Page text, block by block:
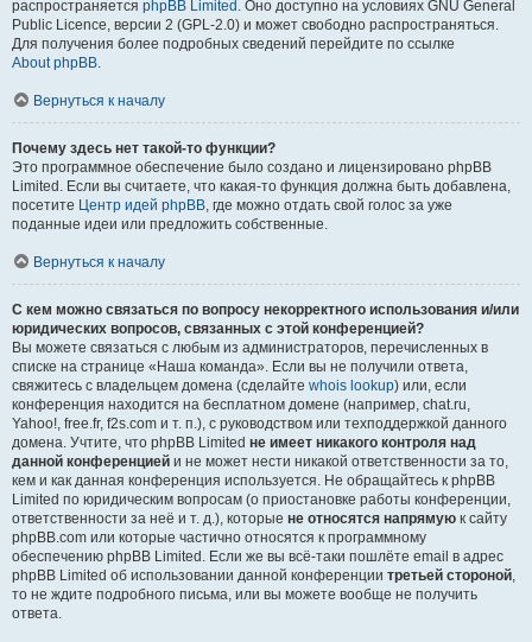
распространяется phpBB Limited . Оно доступно на условиях GNU General
Public Licence, версии 2 (GPL-2.0) и может свободно распространяться.
Для получения более подробных сведений перейдите по ссылке
About phpBB.
Вернуться к началу
Почему здесь нет такой-то функции?
Это программное обеспечение было создано и лицензировано phpBB
Limited. Если вы считаете, что какая-то функция должна быть добавлена,
посетите Центр идей phpBB, где можно отдать свой голос за уже
поданные идеи или предложить собственные.
Вернуться к началу
С кем можно связаться по вопросу некорректного использования и/или
юридических вопросов, связанных с этой конференцией?
Вы можете связаться с любым из администраторов, перечисленных в
списке на странице «Наша команда». Если вы не получили ответа,
свяжитесь с владельцем домена (сделайте whois lookup) или, если
конференция находится на бесплатном домене (например, chat.ru,
Yahoo!, free.fr, f2s.com и т. п.), с руководством или техподдержкой данного
домена. Учтите, что phpBB Limited не имеет никакого контроля над
данной конференцией и не может нести никакой ответственности за то,
кем и как данная конференция используется. Не обращайтесь к phpBB
Limited по юридическим вопросам (о приостановке работы конференции,
ответственности за неё и т. д.), которые не относятся напрямую к сайту
phpBB.com или которые частично относятся к программному
обеспечению phpBB Limited. Если же вы всё-таки пошлёте email в адрес
phpBB Limited об использовании данной конференции третьей стороной,
то не ждите подробного письма, или вы можете вообще не получить
ответа.